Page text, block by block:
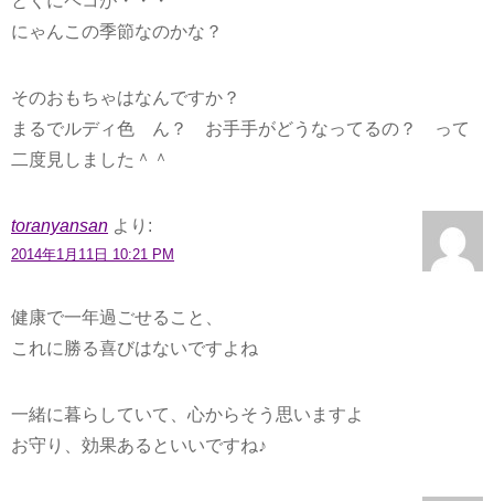
にゃんこの季節なのかな？
そのおもちゃはなんですか？
まるでルディ色 ん？ お手手がどうなってるの？ って
二度見しました＾＾
toranyansan より:
2014年1月11日 10:21 PM
健康で一年過ごせること、
これに勝る喜びはないですよね
一緒に暮らしていて、心からそう思いますよ
お守り、効果あるといいですね♪